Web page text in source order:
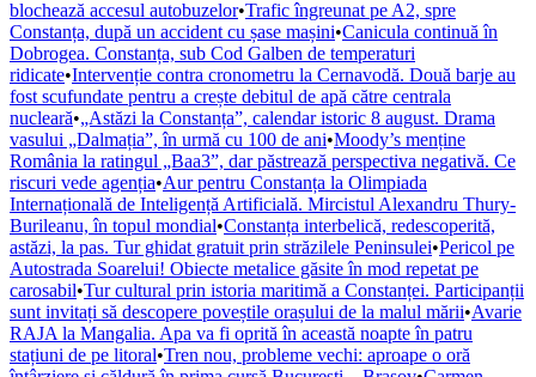
blochează accesul autobuzelor•Trafic îngreunat pe A2, spre
Constanța, după un accident cu șase mașini•Canicula continuă în
Dobrogea. Constanța, sub Cod Galben de temperaturi
ridicate•Intervenție contra cronometru la Cernavodă. Două barje au
fost scufundate pentru a crește debitul de apă către centrala
nucleară•„Astăzi la Constanța”, calendar istoric 8 august. Drama
vasului „Dalmația”, în urmă cu 100 de ani•Moody’s menține
România la ratingul „Baa3”, dar păstrează perspectiva negativă. Ce
riscuri vede agenția•Aur pentru Constanța la Olimpiada
Internațională de Inteligență Artificială. Mircistul Alexandru Thury-
Burileanu, în topul mondial•Constanța interbelică, redescoperită,
astăzi, la pas. Tur ghidat gratuit prin străzilele Peninsulei•Pericol pe
Autostrada Soarelui! Obiecte metalice găsite în mod repetat pe
carosabil•Tur cultural prin istoria maritimă a Constanței. Participanții
sunt invitați să descopere poveștile orașului de la malul mării•Avarie
RAJA la Mangalia. Apa va fi oprită în această noapte în patru
stațiuni de pe litoral•Tren nou, probleme vechi: aproape o oră